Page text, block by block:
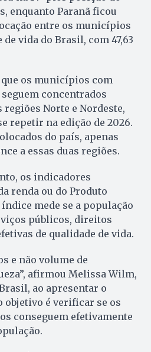
enquanto Paranã ficou
entre os municípios
vida do Brasil, com 47,63
que os municípios com
concentrados
Norte e Nordeste,
repetir na edição de 2026.
do país, apenas
a essas duas regiões.
os indicadores
renda ou do Produto
mede se a população
públicos, direitos
de qualidade de vida.
e não volume de
afirmou Melissa Wilm,
ao apresentar o
objetivo é verificar se os
conseguem efetivamente